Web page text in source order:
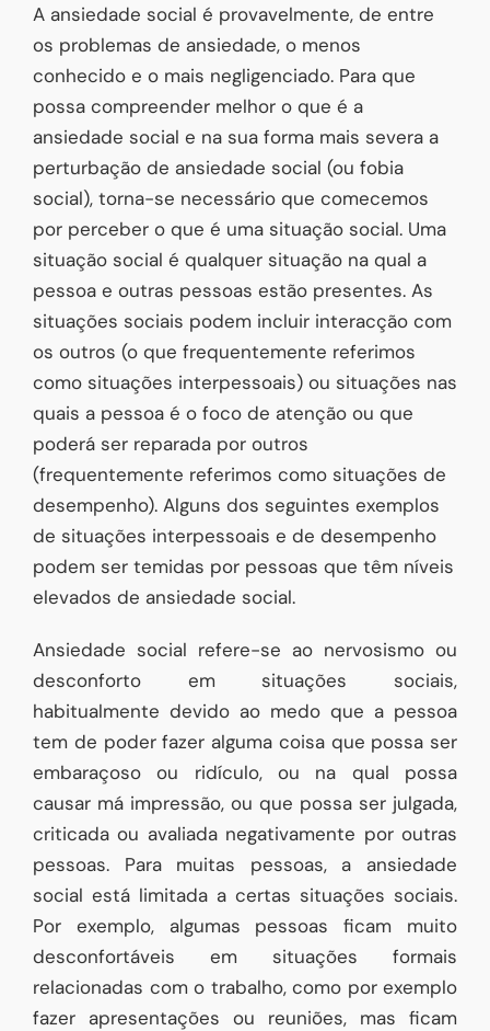
A ansiedade social é provavelmente, de entre
os problemas de ansiedade, o menos
conhecido e o mais negligenciado. Para que
possa compreender melhor o que é a
ansiedade social e na sua forma mais severa a
perturbação de ansiedade social (ou fobia
social), torna-se necessário que comecemos
por perceber o que é uma situação social. Uma
situação social é qualquer situação na qual a
pessoa e outras pessoas estão presentes. As
situações sociais podem incluir interacção com
os outros (o que frequentemente referimos
como situações interpessoais) ou situações nas
quais a pessoa é o foco de atenção ou que
poderá ser reparada por outros
(frequentemente referimos como situações de
desempenho). Alguns dos seguintes exemplos
de situações interpessoais e de desempenho
podem ser temidas por pessoas que têm níveis
elevados de ansiedade social.
Ansiedade social refere-se ao nervosismo ou
desconforto em situações sociais,
habitualmente devido ao medo que a pessoa
tem de poder fazer alguma coisa que possa ser
embaraçoso ou ridículo, ou na qual possa
causar má impressão, ou que possa ser julgada,
criticada ou avaliada negativamente por outras
pessoas. Para muitas pessoas, a ansiedade
social está limitada a certas situações sociais.
Por exemplo, algumas pessoas ficam muito
desconfortáveis em situações formais
relacionadas com o trabalho, como por exemplo
fazer apresentações ou reuniões, mas ficam